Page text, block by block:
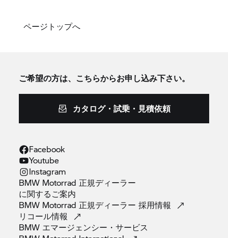
ページトップへ
ご希望の方は、こちらからお申し込み下さい。
カタログ・試乗・見積依頼
Facebook
Youtube
Instagram
BMW Motorrad 正規ディーラー
に関するご案内
BMW Motorrad 正規ディーラー採用情報
リコール情報
BMW エマージェンシー・サービス